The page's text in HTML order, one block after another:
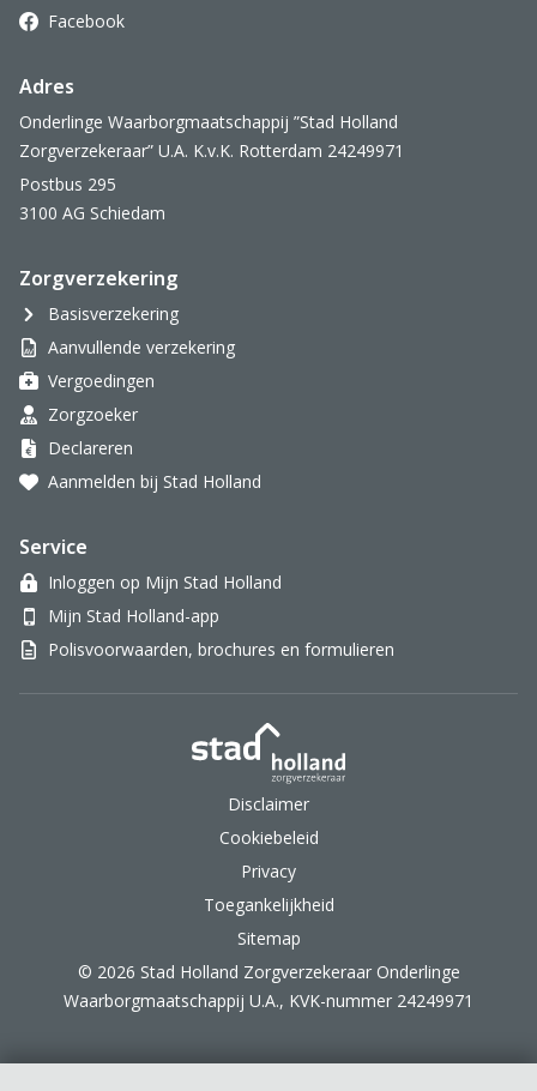
Facebook
Adres
Onderlinge Waarborgmaatschappij ”Stad Holland
Zorgverzekeraar” U.A. K.v.K. Rotterdam 24249971
Postbus 295
3100 AG Schiedam
Zorgverzekering
Basisverzekering
Aanvullende verzekering
Vergoedingen
Zorgzoeker
Declareren
Aanmelden bij Stad Holland
Service
Inloggen op Mijn Stad Holland
Mijn Stad Holland-app
Polisvoorwaarden, brochures en formulieren
Disclaimer
Cookiebeleid
Privacy
Toegankelijkheid
Sitemap
© 2026 Stad Holland Zorgverzekeraar Onderlinge
Waarborgmaatschappij U.A., KVK-nummer 24249971